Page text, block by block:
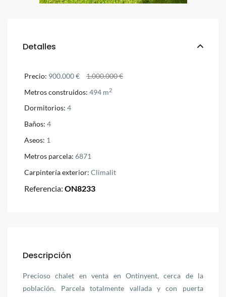
Detalles
Precio: 900.000 €
1.000.000 €
Metros construidos: 494 m2
Dormitorios: 4
Baños: 4
Aseos: 1
Metros parcela: 6871
Carpintería exterior: Climalit
Referencia: ON8233
Descripción
Precioso chalet en venta en Ontinyent, cerca de la
población. Parcela totalmente vallada y con puerta